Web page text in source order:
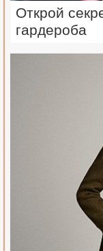
Открой
гардероба